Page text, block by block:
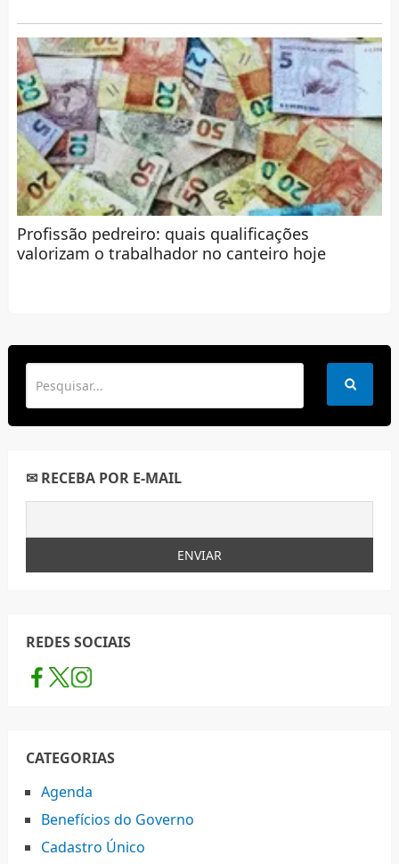
Profissão pedreiro: quais qualificações
valorizam o trabalhador no canteiro hoje
✉ RECEBA POR E-MAIL
REDES SOCIAIS
CATEGORIAS
Agenda
Benefícios do Governo
Cadastro Único